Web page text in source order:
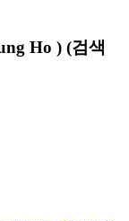
Ho ) (검색